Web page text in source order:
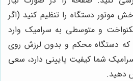
موتور دستگاه را تنظیم کنید (اگر
و متوسطی به سرامیک وارد
که دستگاه محکم و بدون لرزش روی
شما کیفیت پایینی دارد، سعی
دهید.